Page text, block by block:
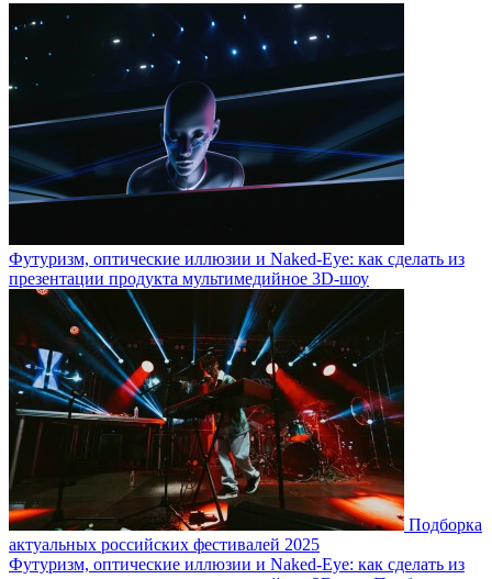
Футуризм, оптические иллюзии и Naked-Eye: как сделать из
презентации продукта мультимедийное 3D-шоу
Подборка
актуальных российских фестивалей 2025
Футуризм, оптические иллюзии и Naked-Eye: как сделать из